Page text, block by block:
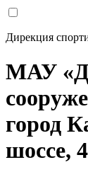
Дирекция
МАУ
город
шоссе,